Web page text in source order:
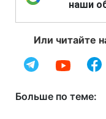
наши
Или читайте
Больше по теме: